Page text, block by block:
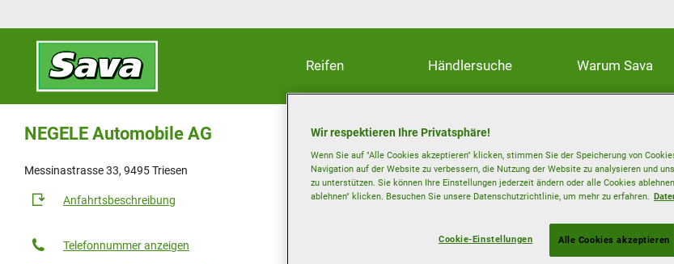
Reifen Händlersuche Warum Sava
NEGELE Automobile AG
Messinastrasse 33, 9495 Triesen
Anfahrtsbeschreibung
Telefonnummer anzeigen
Wir respektieren Ihre Privatsphäre!
Wenn Sie auf "Alle Cookies akzeptieren" klicken, stimmen Sie der Speicherung von
Navigation auf der Website zu verbessern, die Nutzung der Website zu analysieren und
zu unterstützen. Sie können Ihre Einstellungen jederzeit ändern oder alle Cookies
ablehnen" klicken. Besuchen Sie unsere Datenschutzrichtlinie, um mehr zu erfahren.
Cookie-Einstellungen Alle Cookies akzeptieren